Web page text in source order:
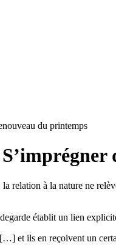
du printemps
relation à la nature ne
établit un lien
et ils en reçoivent un